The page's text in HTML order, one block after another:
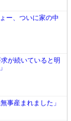
ー、ついに家の中
が続いていると明
事産まれました」